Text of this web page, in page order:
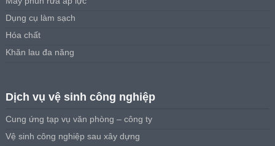
Dụng cụ làm sạch
Hóa chất
Khăn lau đa năng
Dịch vụ vệ sinh công nghiệp
Cung ứng tạp vụ văn phòng – công ty
Vệ sinh công nghiệp sau xây dựng